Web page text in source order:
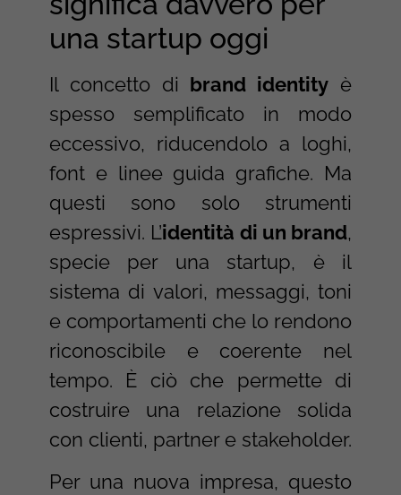
una startup oggi
Il concetto di brand identity è
spesso semplificato in modo
eccessivo, riducendolo a loghi,
font e linee guida grafiche. Ma
questi sono solo strumenti
espressivi. L’identità di un brand,
specie per una startup, è il
sistema di valori, messaggi, toni
e comportamenti che lo rendono
riconoscibile e coerente nel
tempo. È ciò che permette di
costruire una relazione solida
con clienti, partner e stakeholder.
Per una nuova impresa, questo